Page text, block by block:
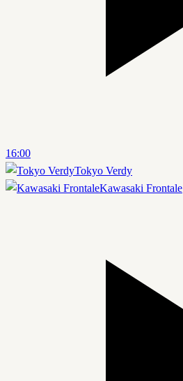
16:00
Tokyo Verdy
Kawasaki Frontale